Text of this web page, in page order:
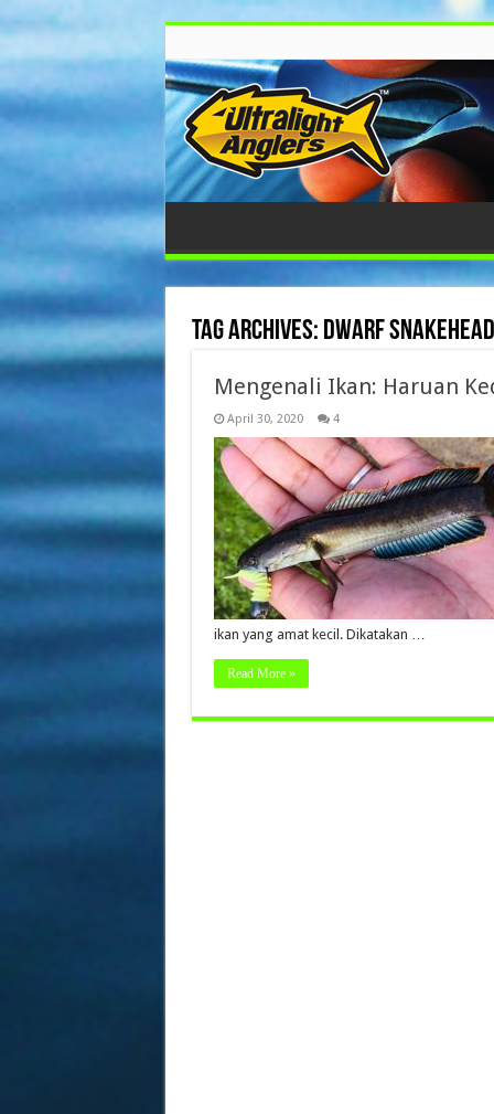
Tag Archives: dwarf snakehead
Mengenali Ikan: Haruan
April 30, 2020 4
ikan yang amat kecil. Dikatakan …
Read More »